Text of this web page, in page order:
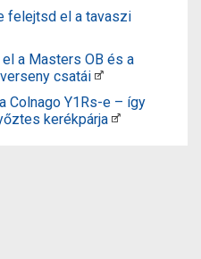
felejtsd el a tavaszi
a Masters OB és a
csatái
Colnago Y1Rs-e – így
kerékpárja